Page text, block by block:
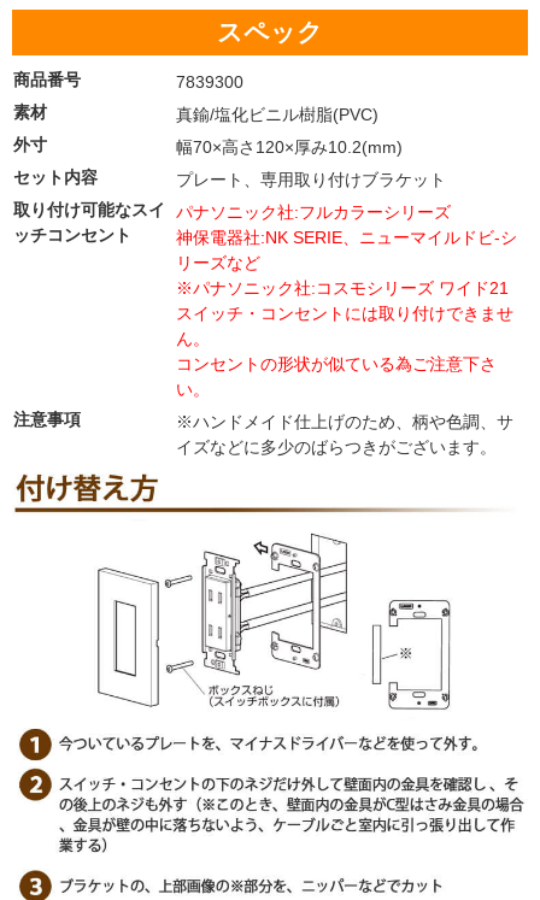
スペック
商品番号
7839300
素材
真鍮/塩化ビニル樹脂(PVC)
外寸
幅70×高さ120×厚み10.2(mm)
セット内容
プレート、専用取り付けブラケット
取り付け可能なスイ
ッチコンセント
パナソニック社:フルカラーシリーズ
神保電器社:NK SERIE、ニューマイルドビ-シ
リーズなど
※パナソニック社:コスモシリーズ ワイド21
スイッチ・コンセントには取り付けできませ
ん。
コンセントの形状が似ている為ご注意下さ
い。
注意事項
※ハンドメイド仕上げのため、柄や色調、サ
イズなどに多少のばらつきがございます。